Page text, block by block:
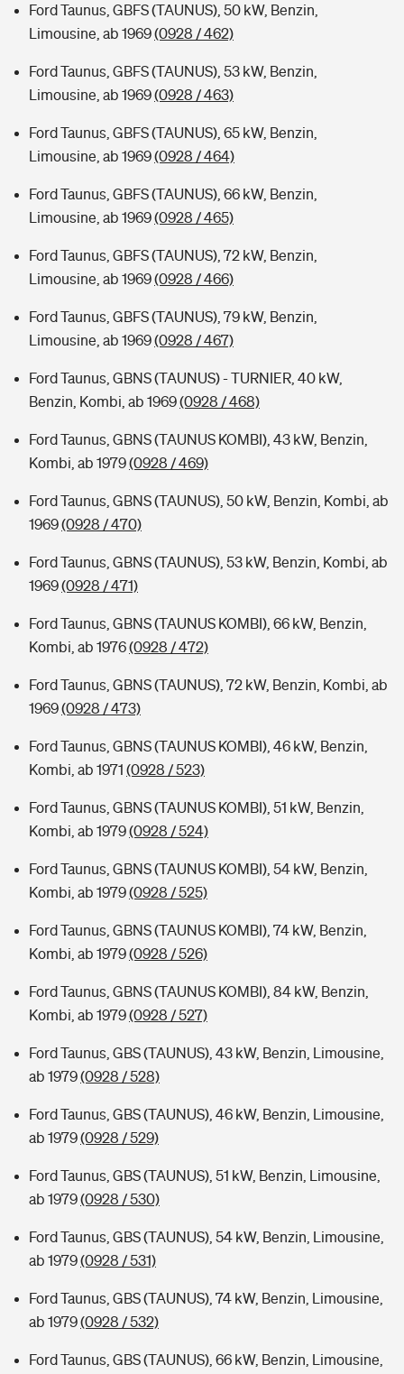
Ford Taunus, GBFS (TAUNUS), 50 kW, Benzin,
Limousine, ab 1969(0928 / 462)
Ford Taunus, GBFS (TAUNUS), 53 kW, Benzin,
Limousine, ab 1969(0928 / 463)
Ford Taunus, GBFS (TAUNUS), 65 kW, Benzin,
Limousine, ab 1969(0928 / 464)
Ford Taunus, GBFS (TAUNUS), 66 kW, Benzin,
Limousine, ab 1969(0928 / 465)
Ford Taunus, GBFS (TAUNUS), 72 kW, Benzin,
Limousine, ab 1969(0928 / 466)
Ford Taunus, GBFS (TAUNUS), 79 kW, Benzin,
Limousine, ab 1969(0928 / 467)
Ford Taunus, GBNS (TAUNUS) - TURNIER, 40 kW,
Benzin, Kombi, ab 1969(0928 / 468)
Ford Taunus, GBNS (TAUNUS KOMBI), 43 kW, Benzin,
Kombi, ab 1979(0928 / 469)
Ford Taunus, GBNS (TAUNUS), 50 kW, Benzin, Kombi, ab
1969(0928 / 470)
Ford Taunus, GBNS (TAUNUS), 53 kW, Benzin, Kombi, ab
1969(0928 / 471)
Ford Taunus, GBNS (TAUNUS KOMBI), 66 kW, Benzin,
Kombi, ab 1976(0928 / 472)
Ford Taunus, GBNS (TAUNUS), 72 kW, Benzin, Kombi, ab
1969(0928 / 473)
Ford Taunus, GBNS (TAUNUS KOMBI), 46 kW, Benzin,
Kombi, ab 1971 (0928 / 523)
Ford Taunus, GBNS (TAUNUS KOMBI), 51 kW, Benzin,
Kombi, ab 1979(0928 / 524)
Ford Taunus, GBNS (TAUNUS KOMBI), 54 kW, Benzin,
Kombi, ab 1979(0928 / 525)
Ford Taunus, GBNS (TAUNUS KOMBI), 74 kW, Benzin,
Kombi, ab 1979(0928 / 526)
Ford Taunus, GBNS (TAUNUS KOMBI), 84 kW, Benzin,
Kombi, ab 1979(0928 / 527)
Ford Taunus, GBS (TAUNUS), 43 kW, Benzin, Limousine,
ab 1979(0928 / 528)
Ford Taunus, GBS (TAUNUS), 46 kW, Benzin, Limousine,
ab 1979(0928 / 529)
Ford Taunus, GBS (TAUNUS), 51 kW, Benzin, Limousine,
ab 1979(0928 / 530)
Ford Taunus, GBS (TAUNUS), 54 kW, Benzin, Limousine,
ab 1979(0928 / 531)
Ford Taunus, GBS (TAUNUS), 74 kW, Benzin, Limousine,
ab 1979(0928 / 532)
Ford Taunus, GBS (TAUNUS), 66 kW, Benzin, Limousine,